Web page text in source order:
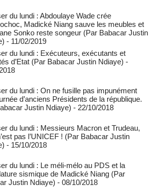
du lundi : Abdoulaye Wade crée
Madické Niang sauve les meubles et
Sonko reste songeur (Par Babacar Justin
- 11/02/2019
du lundi : Exécuteurs, exécutants et
d’Etat (Par Babacar Justin Ndiaye) -
du lundi : On ne fusille pas impunément
d’anciens Présidents de la république.
Justin Ndiaye) - 22/10/2018
du lundi : Messieurs Macron et Trudeau,
pas l’UNICEF ! (Par Babacar Justin
- 15/10/2018
du lundi : Le méli-mélo au PDS et la
sismique de Madické Niang (Par
Justin Ndiaye) - 08/10/2018